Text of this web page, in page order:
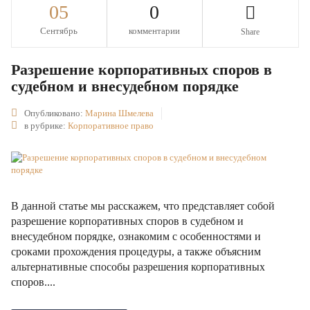
05
Сентябрь
0
комментарии Share
Разрешение корпоративных споров в
судебном и внесудебном порядке
Опубликовано: Марина Шмелева
в рубрике: Корпоративное право
В данной статье мы расскажем, что представляет собой
разрешение корпоративных споров в судебном и
внесудебном порядке, ознакомим с особенностями и
сроками прохождения процедуры, а также объясним
альтернативные способы разрешения корпоративных
споров....